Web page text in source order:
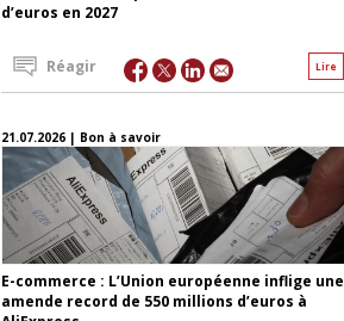
d’euros en 2027
Lire
Réagir
21.07.2026 | Bon à savoir
E-commerce : L’Union européenne inflige une
amende record de 550 millions d’euros à